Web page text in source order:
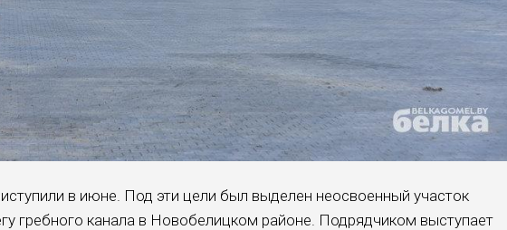
в июне. Под эти цели был выделен неосвоенный участок
гребного канала в Новобелицком районе. Подрядчиком выступает